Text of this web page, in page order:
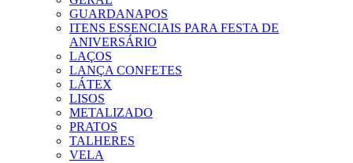
GUARDANAPOS
ITENS ESSENCIAIS PARA FESTA DE
ANIVERSÁRIO
LAÇOS
LANÇA CONFETES
LÁTEX
LISOS
METALIZADO
PRATOS
TALHERES
VELA